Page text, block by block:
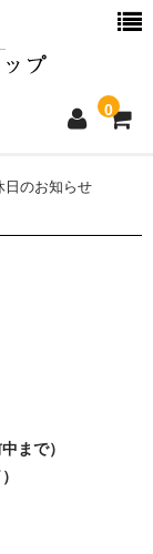
0
のお知らせ
まで）